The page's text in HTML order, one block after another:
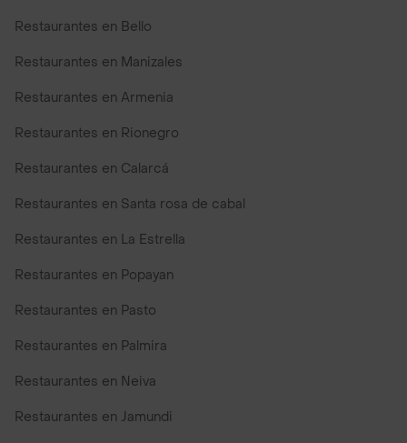
Restaurantes en Bello
Restaurantes en Manizales
Restaurantes en Armenia
Restaurantes en Rionegro
Restaurantes en Calarcá
Restaurantes en Santa rosa de cabal
Restaurantes en La Estrella
Restaurantes en Popayan
Restaurantes en Pasto
Restaurantes en Palmira
Restaurantes en Neiva
Restaurantes en Jamundi